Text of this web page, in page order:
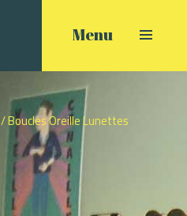
/ Boucles Oreille Lunettes